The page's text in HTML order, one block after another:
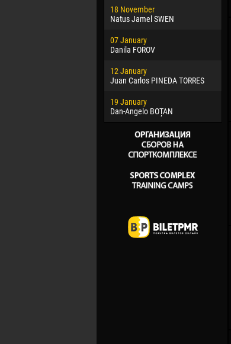
18 November
Natus Jamel SWEN
07 January
Danila FOROV
12 January
Juan Carlos PINEDA TORRES
19 January
Dan-Angelo BOȚAN